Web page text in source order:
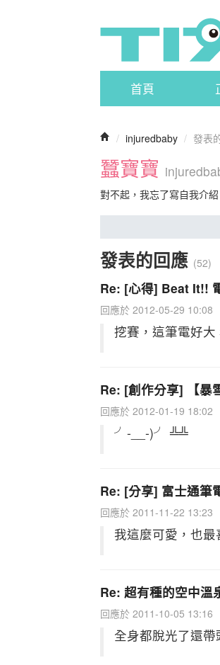
首頁
/ injuredbaby / 發表
蠶寶寶
對不起，我忘了寫自我介紹
發表的回應 (52)
Re: [心得] Beat It!!
回應於 2012-05-29 10:08
挖賽，這筆電好
Re: [創作分享] 【暴
回應於 2012-01-19 18:02
╯-__-)╯ ╩╩
Re: [分享] 富士通筆
回應於 2011-11-22 13:23
我這麼可愛，也
Re: 超有種的空中溫
回應於 2011-10-05 13:16
全身都脫光了還